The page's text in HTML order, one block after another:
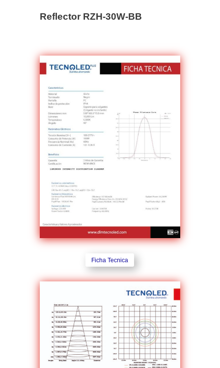
Reflector RZH-30W-BB
Ficha Tecnica